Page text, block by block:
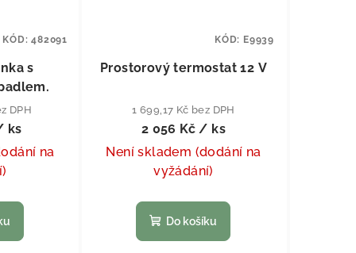
s
DPH
ks
na
KÓD:482091
Prostorový termostat 12 V
1 699,17 Kč bez DPH
2 056 Kč / ks
Není skladem (dodání na
vyžádání)
Do košíku
KÓD: E9939